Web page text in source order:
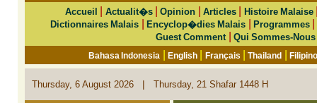
Accueil Actualit�s|Opinion Articles| Histoire Malaise
Dictionnaires Malais |Encyclop�dies Malais |Programmes
Guest Comment Qui Sommes-Nous
Bahasa Indonesia |English Français |Thailand |
Thursday, 6 August 2026 | Thursday, 21 Shafar 1448 H